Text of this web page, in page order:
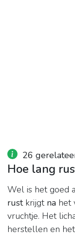
26
Hoe lang
Wel is het goed
rustkrijgt na het
vruchtje. Het
herstellen en